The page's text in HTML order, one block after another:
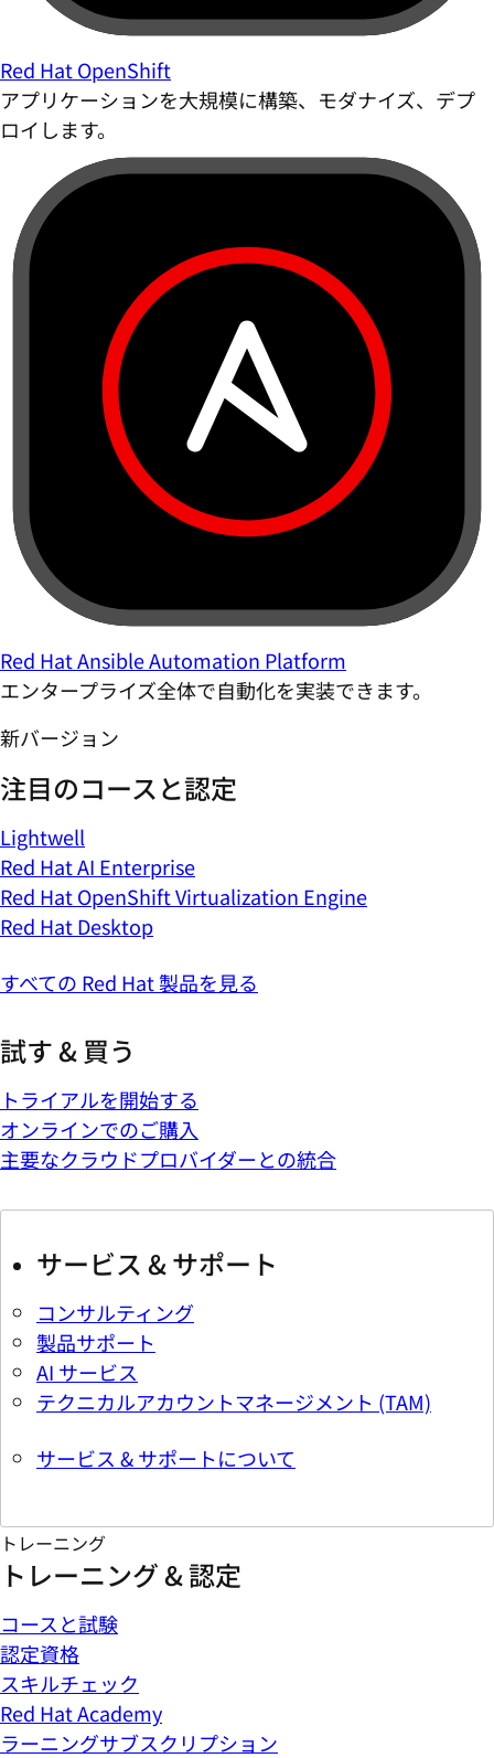
Red Hat OpenShift
アプリケーションを大規模に構築、モダナイズ、デプ
ロイします。
Red Hat Ansible Automation Platform
エンタープライズ全体で自動化を実装できます。
新バージョン
注目のコースと認定
Lightwell
Red Hat AI Enterprise
Red Hat OpenShift Virtualization Engine
Red Hat Desktop
すべての Red Hat 製品を見る
試す & 買う
トライアルを開始する
オンラインでのご購入
主要なクラウドプロバイダーとの統合
サービス & サポート
コンサルティング
製品サポート
AI サービス
テクニカルアカウントマネージメント (TAM)
サービス & サポートについて
トレーニング
トレーニング & 認定
コースと試験
認定資格
スキルチェック
Red Hat Academy
ラーニングサブスクリプション